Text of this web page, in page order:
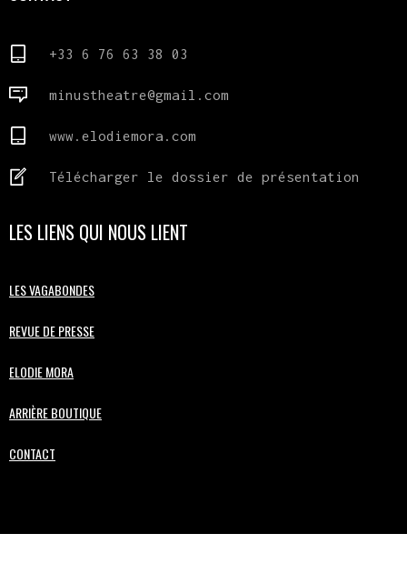
+33 6 76 63 38 03
minustheatre@gmail.com
www.elodiemora.com
Télécharger le dossier de présentation
LES LIENS QUI NOUS LIENT
LES VAGABONDES
REVUE DE PRESSE
ELODIE MORA
ARRIÈRE BOUTIQUE
CONTACT